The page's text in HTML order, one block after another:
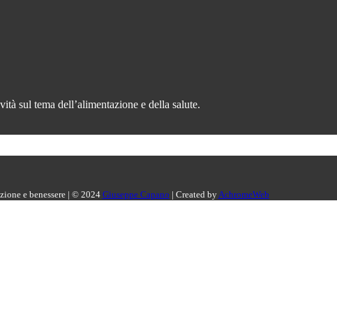
sul tema dell’alimentazione e della salute.
e benessere | © 2024 Giuseppe Capano | Created by AchromeWeb